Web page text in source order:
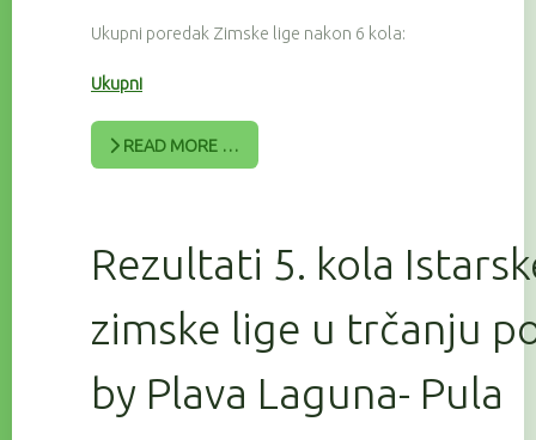
Ukupni poredak Zimske lige nakon 6 kola:
Ukupni
READ MORE …
Rezultati 5. kola
zimske lige u trčanju
by Plava Laguna- Pula